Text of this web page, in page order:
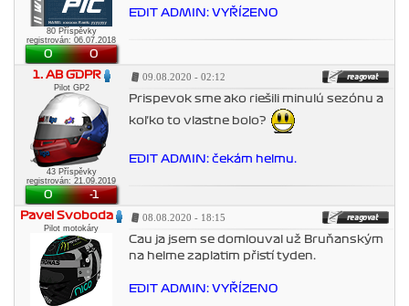
80 Příspěvky
registrován: 06.07.2018
0 0
EDIT ADMIN: VYŘÍZENO
1. AB GDPR
Pilot GP2
43 Příspěvky
registrován: 21.09.2019
0 -1
09.08.2020 - 02:12
Prispevok sme ako riešili minulú sezónu a
koľko to vlastne bolo?
EDIT ADMIN: čekám helmu.
Pavel Svoboda
Pilot motokáry
08.08.2020 - 18:15
Cau ja jsem se domlouval už Bruňanským
na helme zaplatim přistí tyden.
EDIT ADMIN: VYŘÍZENO